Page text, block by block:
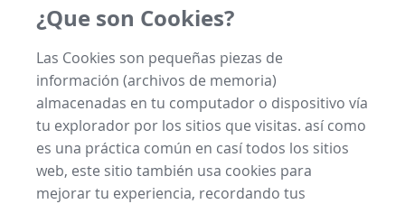
¿Que son Cookies?
Las Cookies son pequeñas piezas de
información (archivos de memoria)
almacenadas en tu computador o dispositivo vía
tu explorador por los sitios que visitas. así como
es una práctica común en casí todos los sitios
web, este sitio también usa cookies para
mejorar tu experiencia, recordando tus